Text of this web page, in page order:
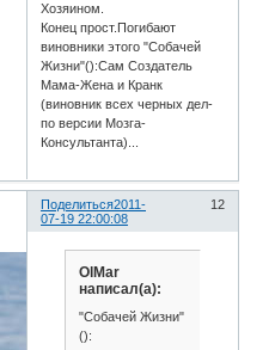
Хозяином.
Конец прост.Погибают
виновники этого "Собачей
Жизни"():Сам Создатель
Мама-Жена и Кранк
(виновник всех черных дел-
по версии Мозга-
Консультанта)...
Поделиться 12
2011-
07-19 22:00:08
OlMar
написал(а):
"Собачей Жизни"
():